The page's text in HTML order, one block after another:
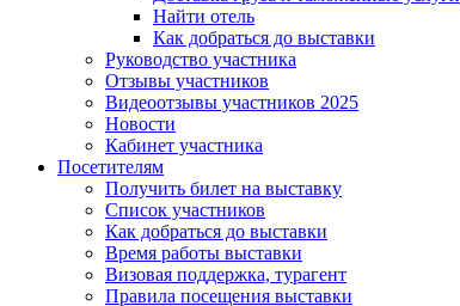
Найти отель
Как добраться до выставки
Руководство участника
Отзывы участников
Видеоотзывы участников 2025
Новости
Кабинет участника
Посетителям
Получить билет на выставку
Список участников
Как добраться до выставки
Время работы выставки
Визовая поддержка, турагент
Правила посещения выставки